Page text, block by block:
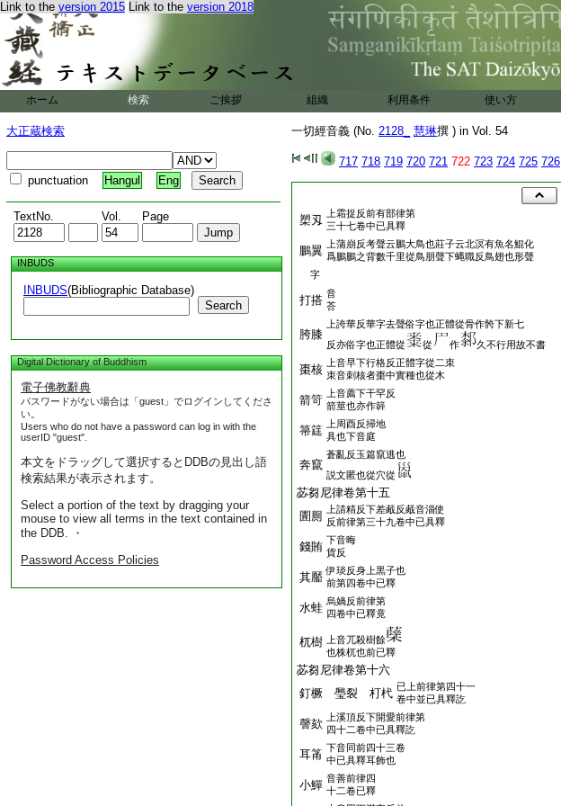
Link to the version 2015 Link to the version 2018
ホーム 検索 ご挨拶 組織 利用条件 使い方
大正蔵検索
punctuation Hangul Eng
TextNo. Vol. Page
INBUDS
INBUDS(Bibliographic Database)
Search
Digital Dictionary of Buddhism
電子佛教辭典
パスワードがない場合は「guest」でログインしてくださ
い。
Users who do not have a password can log in with the
userID "guest".
本文をドラッグして選択するとDDBの見出し語
検索結果が表示されます。
Select a portion of the text by dragging your
mouse to view all terms in the text contained in
the DDB. ・
Password Access Policies
一切經音義 (No. 2128_ 慧琳撰 ) in Vol. 54
717 718 719 720 721 722 723 724 725 726
槊刄
上霜捉反前有部律第
三十七卷中已具釋
鵬翼
上蒲崩反考聲云鵬大鳥也莊子云北溟有魚名鯤化
爲鵬鵬之背數千里從鳥朋聲下蝿職反鳥翅也形聲
字
打搭 音
荅
胯膝
上誇華反華字去聲俗字也正體從骨作骻下新七
反亦俗字也正體從
從 作 久不行用故不書
棗核
上音早下行格反正體字從二朿
朿音刺核者棗中實種也從木
箭笴
上音薦下干罕反
箭莖也亦作簳
箒筳
上周酉反掃地
具也下音庭
奔竄
蒼亂反玉篇竄逃也
説文匿也從穴從
苾芻尼律卷第十五
圊厠
上請精反下差胾反胾音淄使
反前律第三十九卷中已具釋
錢賄 下音晦
貨反
其靨 伊琰反身上黒子也
前第四卷中已釋
水蛙 烏媧反前律第
四卷中已釋竟
杌樹
上音兀殺樹餘
也株杌也前已釋
苾芻尼律卷第十六
釘橛 璺裂 朾杙 已上前律第四十一
卷中並已具釋訖
謦欬
上溪頂反下開愛前律第
四十二卷中已具釋訖
耳筩 下音同前四十三卷
中已具釋耳飾也
小鱓 音善前律四
十二卷已釋